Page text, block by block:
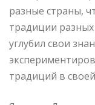
разные страны,
традиции
углубил свои
традиций в